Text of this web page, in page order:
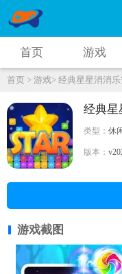
首页 游戏
首页 > 游戏> 经典星星消消乐
经典星
类型：休
版本：
游戏截图